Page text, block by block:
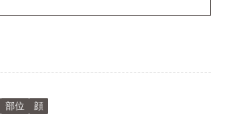
部位 顔